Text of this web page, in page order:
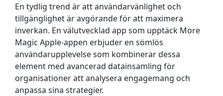
En tydlig trend är att användarvänlighet och
tillgänglighet är avgörande för att maximera
inverkan. En välutvecklad app som upptäck More
Magic Apple-appen erbjuder en sömlös
användarupplevelse som kombinerar dessa
element med avancerad datainsamling för
organisationer att analysera engagemang och
anpassa sina strategier.